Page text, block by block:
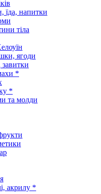
їда, напитки
тіла
ягоди
завитки
*
*
та молди
акрилу *